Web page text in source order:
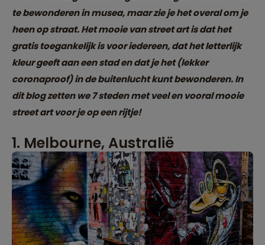
te bewonderen in musea, maar zie je het overal om je
heen op straat. Het mooie van street art is dat het
gratis toegankelijk is voor iedereen, dat het letterlijk
kleur geeft aan een stad en dat je het (lekker
coronaproof) in de buitenlucht kunt bewonderen. In
dit blog zetten we 7 steden met veel en vooral mooie
street art voor je op een rijtje!
1. Melbourne, Australië